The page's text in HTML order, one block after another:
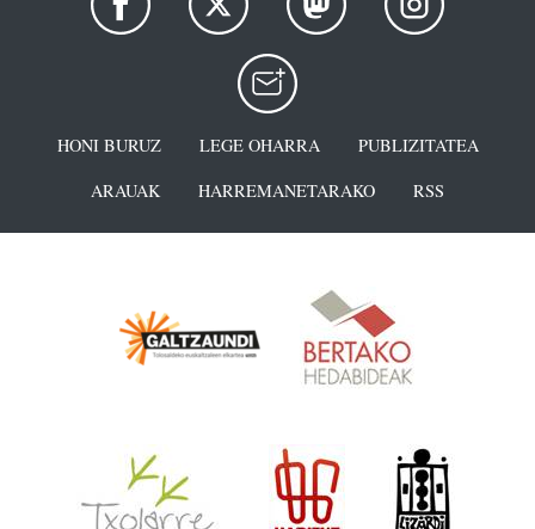
HONI BURUZ LEGE OHARRA
PUBLIZITATEA
ARAUAK
HARREMANETARAKO RSS